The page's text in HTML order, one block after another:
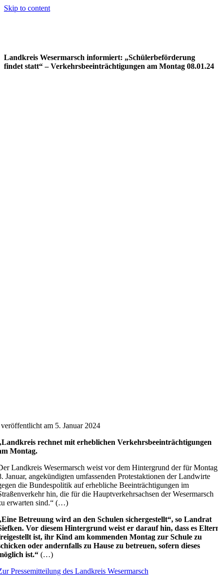
Skip to content
Landkreis Wesermarsch informiert: „Schülerbeförderung
findet statt“ – Verkehrsbeeinträchtigungen am Montag 08.01.24
veröffentlicht am 5. Januar 2024
rechnet mit erheblichen Verkehrsbeeinträchtigungen
Montag.
Landkreis Wesermarsch weist vor dem Hintergrund der für
Januar, angekündigten umfassenden Protestaktionen der Landwirte
die Bundespolitik auf erhebliche Beeinträchtigungen im
hin, die für die Hauptverkehrsachsen der Wesermarsch
erwarten sind.“ (…)
Betreuung wird an den Schulen sichergestellt“, so Landrat
Vor diesem Hintergrund weist er darauf hin, dass es
ist, ihr Kind am kommenden Montag zur Schule zu
oder andernfalls zu Hause zu betreuen, sofern dieses
ist.“ (…)
Pressemitteilung des Landkreis Wesermarsch